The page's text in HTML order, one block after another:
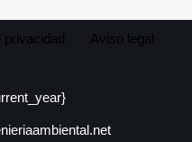
privacidad
Aviso legal